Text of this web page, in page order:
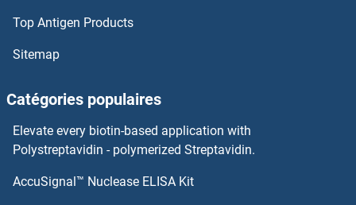
RASAL3 Anticorps
RASAL1 Anticorps
RASA4 Anticorps
RASA3 Anticorps
Top Antigen Products
Sitemap
Catégories populaires
Elevate every biotin-based application with
Polystreptavidin - polymerized Streptavidin.
AccuSignal™ Nuclease ELISA Kit